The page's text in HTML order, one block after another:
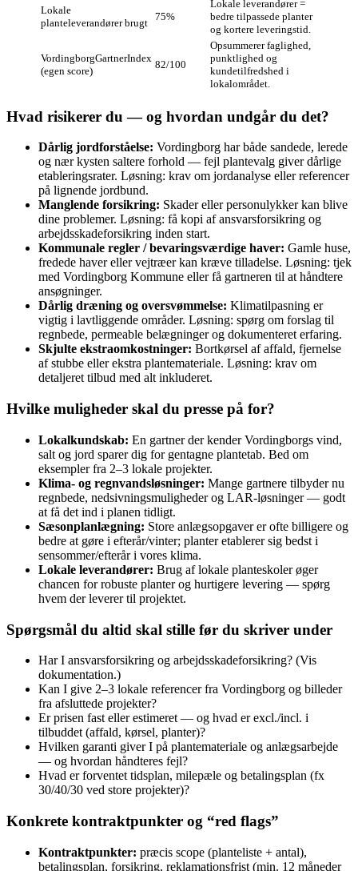
Lokale
planteleverandører brugt
75%
Lokale leverandører =
bedre tilpassede planter
og kortere leveringstid.
VordingborgGartnerIndex
(egen score)
82/100
Opsummerer faglighed,
punktlighed og
kundetilfredshed i
lokalområdet.
Hvad risikerer du — og hvordan undgår du det?
Dårlig jordforståelse: Vordingborg har både sandede, lerede
og nær kysten saltere forhold — fejl plantevalg giver dårlige
etableringsrater. Løsning: krav om jordanalyse eller referencer
på lignende jordbund.
Manglende forsikring: Skader eller personulykker kan blive
dine problemer. Løsning: få kopi af ansvarsforsikring og
arbejdsskadeforsikring inden start.
Kommunale regler / bevaringsværdige haver: Gamle huse,
fredede haver eller vejtræer kan kræve tilladelse. Løsning: tjek
med Vordingborg Kommune eller få gartneren til at håndtere
ansøgninger.
Dårlig dræning og oversvømmelse: Klimatilpasning er
vigtig i lavtliggende områder. Løsning: spørg om forslag til
regnbede, permeable belægninger og dokumenteret erfaring.
Skjulte ekstraomkostninger: Bortkørsel af affald, fjernelse
af stubbe eller ekstra plantemateriale. Løsning: krav om
detaljeret tilbud med alt inkluderet.
Hvilke muligheder skal du presse på for?
Lokalkundskab: En gartner der kender Vordingborgs vind,
salt og jord sparer dig for gentagne plantetab. Bed om
eksempler fra 2–3 lokale projekter.
Klima‑ og regnvandsløsninger: Mange gartnere tilbyder nu
regnbede, nedsivningsmuligheder og LAR‑løsninger — godt
at få det ind i planen tidligt.
Sæsonplanlægning: Store anlægsopgaver er ofte billigere og
bedre at gøre i efterår/vinter; planter etablerer sig bedst i
sensommer/efterår i vores klima.
Lokale leverandører: Brug af lokale planteskoler øger
chancen for robuste planter og hurtigere levering — spørg
hvem der leverer til projektet.
Spørgsmål du altid skal stille før du skriver under
Har I ansvarsforsikring og arbejdsskadeforsikring? (Vis
dokumentation.)
Kan I give 2–3 lokale referencer fra Vordingborg og billeder
fra afsluttede projekter?
Er prisen fast eller estimeret — og hvad er excl./incl. i
tilbuddet (affald, kørsel, planter)?
Hvilken garanti giver I på plantemateriale og anlægsarbejde
— og hvordan håndteres fejl?
Hvad er forventet tidsplan, milepæle og betalingsplan (fx
30/40/30 ved store projekter)?
Konkrete kontraktpunkter og “red flags”
Kontraktpunkter: præcis scope (planteliste + antal),
betalingsplan, forsikring, reklamationsfrist (min. 12 måneder